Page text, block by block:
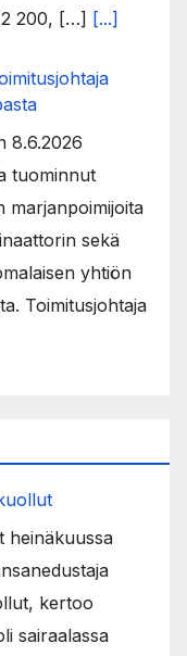
200, […] [...]
8.6.2026
tuominnut
marjanpoimijoita
sekä
yhtiön
Toimitusjohtaja
heinäkuussa
kertoo
sairaalassa